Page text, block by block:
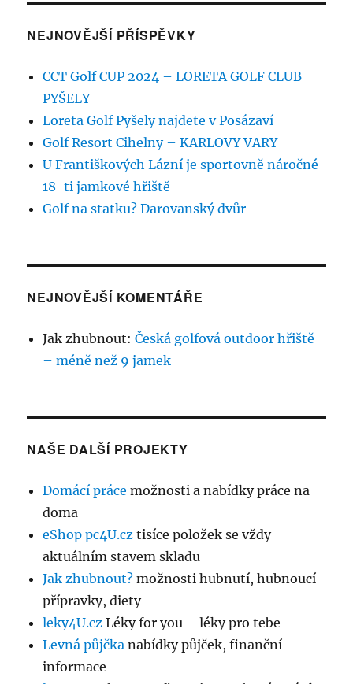
NEJNOVĚJŠÍ PŘÍSPĚVKY
CCT Golf CUP 2024 – LORETA GOLF CLUB
PYŠELY
Loreta Golf Pyšely najdete v Posázaví
Golf Resort Cihelny – KARLOVY VARY
U Františkových Lázní je sportovně náročné
18-ti jamkové hřiště
Golf na statku? Darovanský dvůr
NEJNOVĚJŠÍ KOMENTÁŘE
Jak zhubnout:Česká golfová outdoor hřiště
– méně než 9 jamek
NAŠE DALŠÍ PROJEKTY
Domácí práce možnosti a nabídky práce na
doma
eShop pc4U.cz tisíce položek se vždy
aktuálním stavem skladu
Jak zhubnout? možnosti hubnutí, hubnoucí
přípravky, diety
leky4U.cz Léky for you – léky pro tebe
Levná půjčka nabídky půjček, finanční
informace